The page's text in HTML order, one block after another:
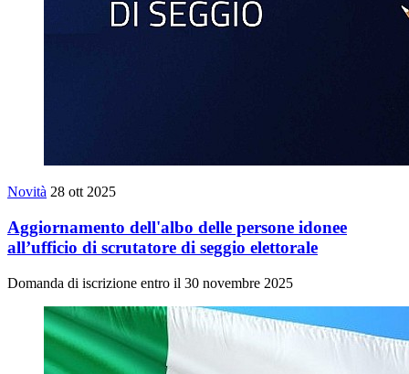
Novità 28 ott 2025
Aggiornamento dell'albo delle persone idonee
all’ufficio di scrutatore di seggio elettorale
Domanda di iscrizione entro il 30 novembre 2025